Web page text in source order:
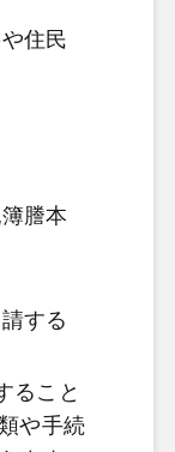
住民
謄本
する
ること
や手続